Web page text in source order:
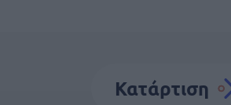
Κατάρτιση